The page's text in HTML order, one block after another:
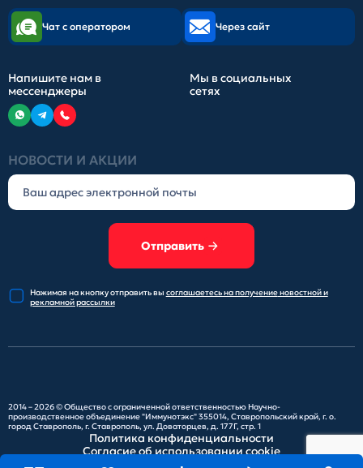
НОВОСТИ И АКЦИИ
Отправить
Нажимая на кнопку отправитьвы соглашаетесь на получениеновостной и
рекламной рассылки
Чат с оператором Через сайт
Напишите нам в
мессенджеры
Мы в социальных
сетях
2014 – 2026 ©Общество с ограниченной ответственностью Научно-
производственное объединение "Иммунотэкс"355014, Ставропольский край, г. о.
город Ставрополь, г. Ставрополь, ул. Доваторцев, д. 177Г, стр. 1
Политика конфиденциальности
Согласие об использовании cookie
Карта сайта